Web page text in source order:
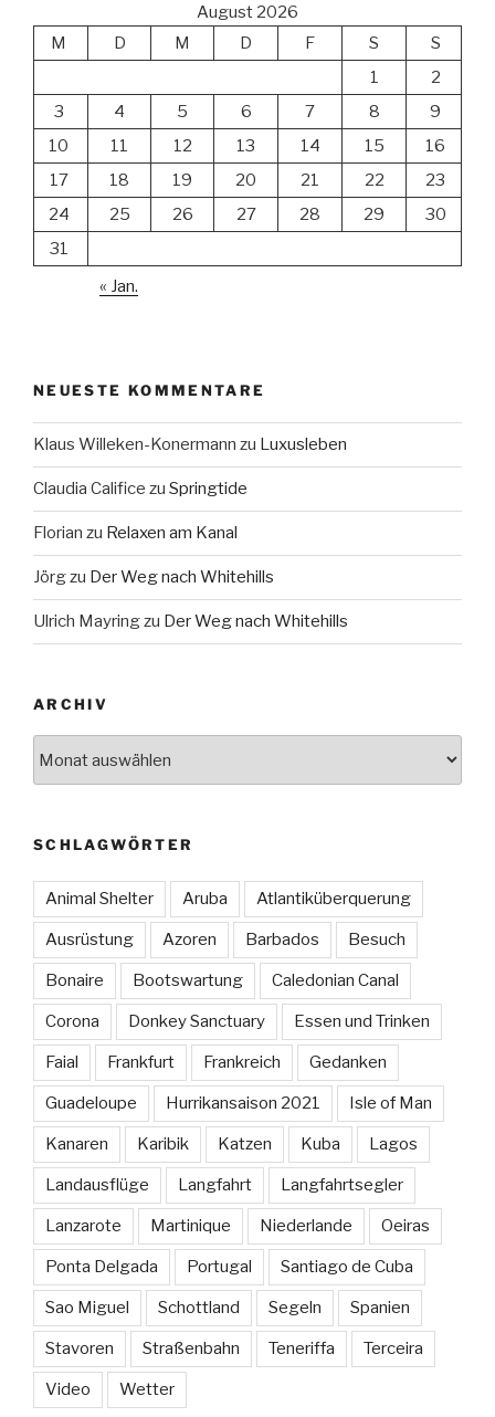
August 2026
M
D M D F S
S
1
2
3
4 5 6 7 8
9
10
11 12 13 14 15
16
17
18 19 20 21 22
23
24
25 26 27 28 29
30
31
« Jan.
NEUESTE KOMMENTARE
Klaus Willeken-Konermann zu Luxusleben
Claudia Califice zu Springtide
Florian zu Relaxen am Kanal
Jörgzu Der Weg nach Whitehills
Ulrich Mayringzu Der Weg nach Whitehills
ARCHIV
SCHLAGWÖRTER
Animal Shelter Aruba Atlantiküberquerung
Ausrüstung Azoren Barbados Besuch
Bonaire Bootswartung Caledonian Canal
Corona Donkey Sanctuary Essen und Trinken
Faial Frankfurt Frankreich Gedanken
Guadeloupe Hurrikansaison 2021 Isle of Man
Kanaren Karibik Katzen Kuba Lagos
Landausflüge Langfahrt Langfahrtsegler
Lanzarote Martinique Niederlande Oeiras
Ponta Delgada Portugal Santiago de Cuba
Sao Miguel Schottland Segeln Spanien
Stavoren Straßenbahn Teneriffa Terceira
Video Wetter